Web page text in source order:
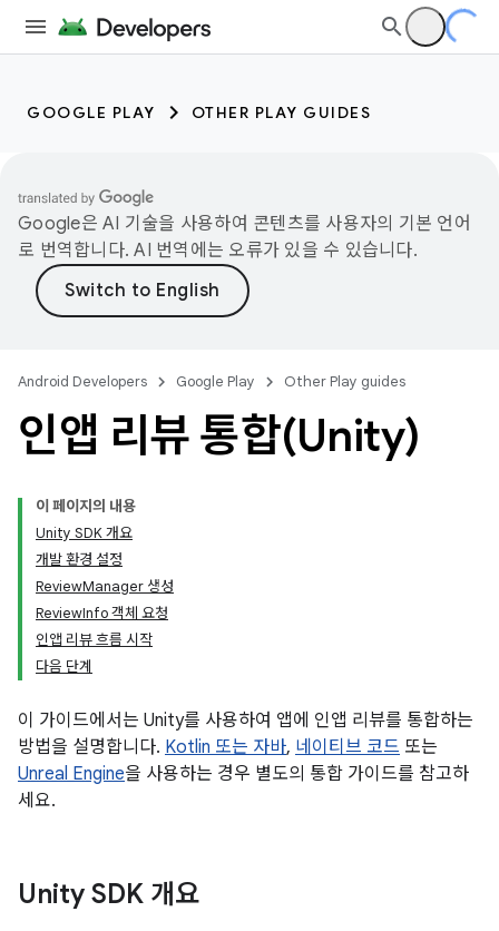
GOOGLE PLAY OTHER PLAY GUIDES
Google은 AI 기술을 사용하여 콘텐츠를 사용자의 기본 언어
로 번역합니다. AI 번역에는 오류가 있을 수 있습니다.
Android Developers Google Play Other Play guides
인앱 리뷰 통합(Unity)
이 페이지의 내용
Unity SDK 개요
개발 환경 설정
ReviewManager 생성
ReviewInfo 객체 요청
인앱 리뷰 흐름 시작
다음 단계
이 가이드에서는 Unity를 사용하여 앱에 인앱 리뷰를 통합하는
방법을 설명합니다. Kotlin 또는 자바, 네이티브 코드 또는
Unreal Engine을 사용하는 경우 별도의 통합 가이드를 참고하
세요.
Unity SDK 개요